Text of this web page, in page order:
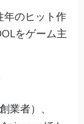
年のヒット作
をゲーム主
業者）、